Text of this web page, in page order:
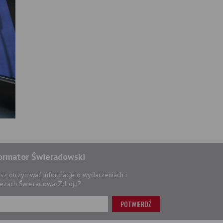
Świeradowski
otrzymwać informacje o wydarzeniach i
Świeradowa-Zdroju?